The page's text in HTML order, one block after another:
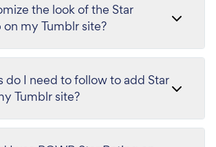
the look of the Star
my Tumblr site?
do I need to follow to add Star
Tumblr site?